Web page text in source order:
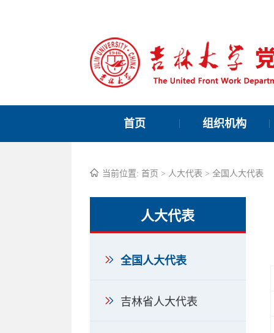
首页 组织机构
当前位置: 首页 > 人大代表 > 全国人大代表
人大代表
全国人大代表
吉林省人大代表